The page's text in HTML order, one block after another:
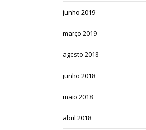
junho 2019
março 2019
agosto 2018
junho 2018
maio 2018
abril 2018